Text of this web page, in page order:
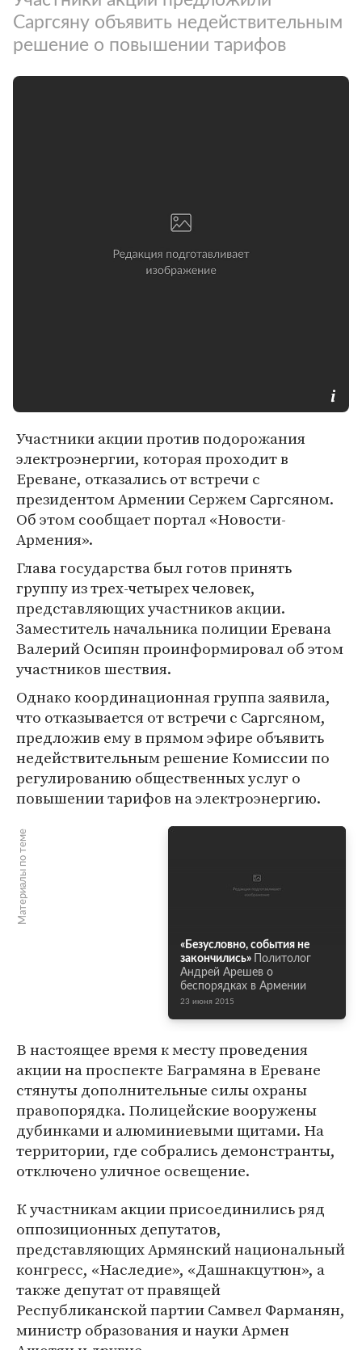
Саргсяну объявить недействительным
решение о повышении тарифов
Участники акции против подорожания
электроэнергии, которая проходит в
Ереване, отказались от встречи с
президентом Армении Сержем Саргсяном.
Об этом сообщает портал «Новости-
Армения».
Глава государства был готов принять
группу из трех-четырех человек,
представляющих участников акции.
Заместитель начальника полиции Еревана
Валерий Осипян проинформировал об этом
участников шествия.
Однако координационная группа заявила,
что отказывается от встречи с Саргсяном,
предложив ему в прямом эфире объявить
недействительным решение Комиссии по
регулированию общественных услуг о
повышении тарифов на электроэнергию.
Материалы по теме
«Безусловно, события не
закончились»
Политолог
Андрей Арешев о
беспорядках в Армении
23 июня 2015
В настоящее время к месту проведения
акции на проспекте Баграмяна в Ереване
стянуты дополнительные силы охраны
правопорядка. Полицейские вооружены
дубинками и алюминиевыми щитами. На
территории, где собрались демонстранты,
отключено уличное освещение.
К участникам акции присоединились ряд
оппозиционных депутатов,
представляющих Армянский национальный
конгресс, «Наследие», «Дашнакцутюн», а
также депутат от правящей
Республиканской партии Самвел Фарманян,
министр образования и науки Армен